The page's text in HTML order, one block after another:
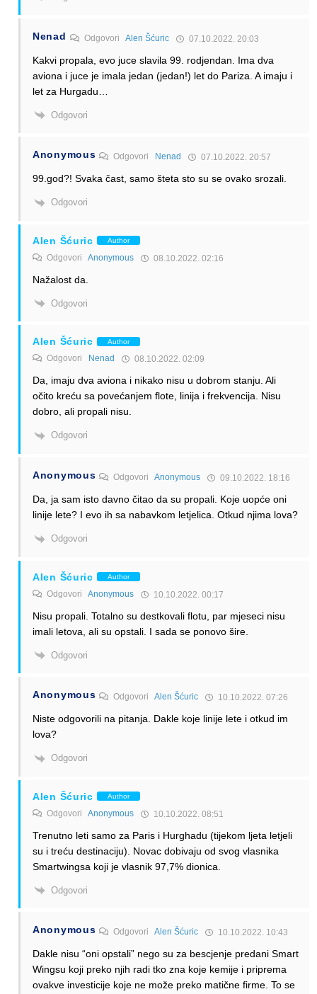
Nenad Odgovori Alen Šćuric 07.10.2022. 20:03
Kakvi propala, evo juce slavila 99. rodjendan. Ima dva
aviona i juce je imala jedan (jedan!) let do Pariza. A imaju i
let za Hurgadu…
Odgovori
Anonymous Odgovori Nenad 07.10.2022. 20:57
99.god?! Svaka čast, samo šteta sto su se ovako srozali.
Odgovori
Alen Šćuric Author
Odgovori Anonymous 08.10.2022. 02:16
Nažalost da.
Odgovori
Alen Šćuric Author
Odgovori Nenad 08.10.2022. 02:09
Da, imaju dva aviona i nikako nisu u dobrom stanju. Ali
očito kreću sa povećanjem flote, linija i frekvencija. Nisu
dobro, ali propali nisu.
Odgovori
Anonymous OdgovoriAnonymous 09.10.2022. 18:16
Da, ja sam isto davno čitao da su propali. Koje uopće oni
linije lete? I evo ih sa nabavkom letjelica. Otkud njima lova?
Odgovori
Alen Šćuric Author
Odgovori Anonymous 10.10.2022. 00:17
Nisu propali. Totalno su destkovali flotu, par mjeseci nisu
imali letova, ali su opstali. I sada se ponovo šire.
Odgovori
Anonymous OdgovoriAlen Šćuric 10.10.2022. 07:26
Niste odgovorili na pitanja. Dakle koje linije lete i otkud im
lova?
Odgovori
Alen Šćuric Author
Odgovori Anonymous 10.10.2022. 08:51
Trenutno leti samo za Paris i Hurghadu (tijekom ljeta letjeli
su i treću destinaciju). Novac dobivaju od svog vlasnika
Smartwingsa koji je vlasnik 97,7% dionica.
Odgovori
Anonymous OdgovoriAlen Šćuric 10.10.2022. 10:43
Dakle nisu “oni opstali” nego su za bescjenje predani Smart
Wingsu koji preko njih radi tko zna koje kemije i priprema
ovakve investicije koje ne može preko matične firme. To se